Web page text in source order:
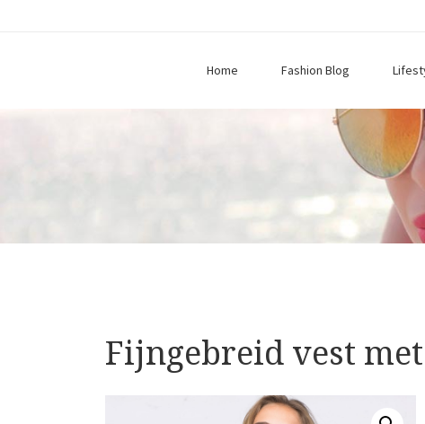
Home Fashion Blog
Fijngebreid vest